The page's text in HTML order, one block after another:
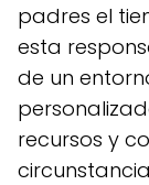
padres el
esta
de un
recursos y